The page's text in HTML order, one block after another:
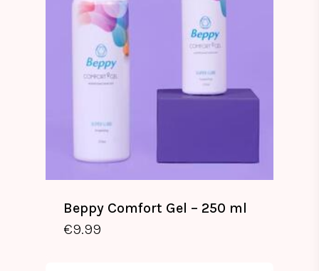
Beppy Comfort Gel – 250 ml
€9.99
€ 9.99